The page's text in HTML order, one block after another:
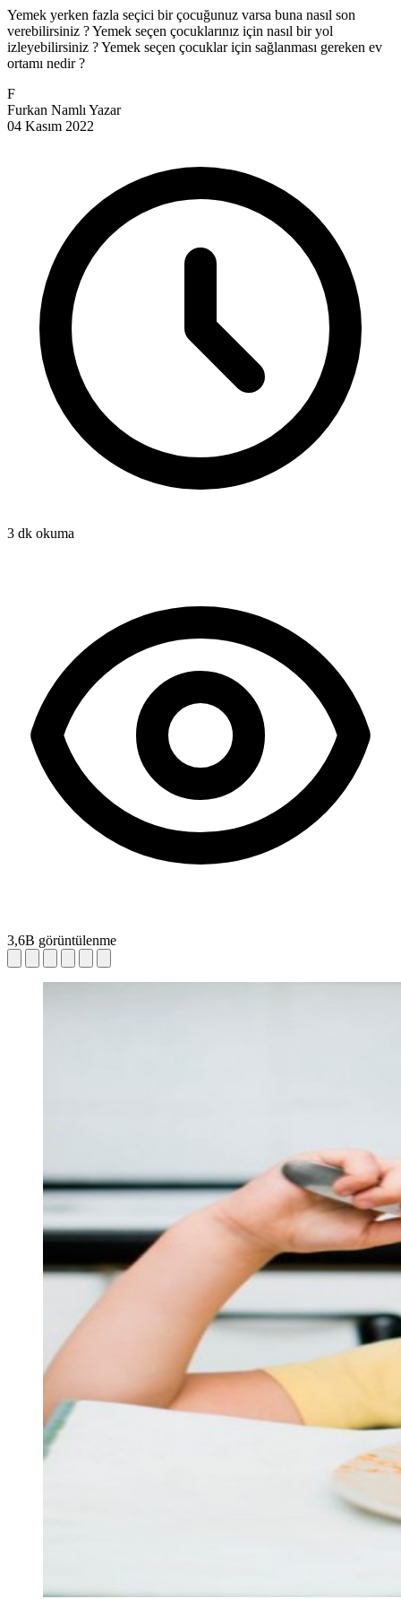
Yemek yerken fazla seçici bir çocuğunuz varsa buna nasıl son
verebilirsiniz ? Yemek seçen çocuklarınız için nasıl bir yol
izleyebilirsiniz ? Yemek seçen çocuklar için sağlanması gereken ev
ortamı nedir ?
F
Furkan Namlı Yazar
04 Kasım 2022
3 dk okuma
3,6B görüntülenme